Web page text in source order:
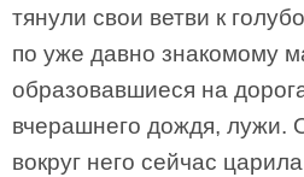
тянули свои ветви к
по уже давно знакомому
образовавшиеся на
вчерашнего дождя, лужи.
вокруг него сейчас